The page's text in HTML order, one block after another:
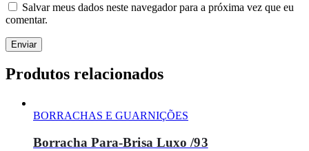
Salvar meus dados neste navegador para a próxima vez que eu
comentar.
Produtos relacionados
BORRACHAS E GUARNIÇÕES
Borracha Para-Brisa Luxo /93